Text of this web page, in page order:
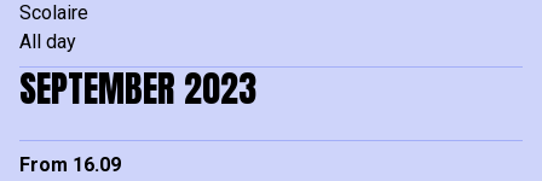
Scolaire
All day
SEPTEMBER 2023
From 16.09